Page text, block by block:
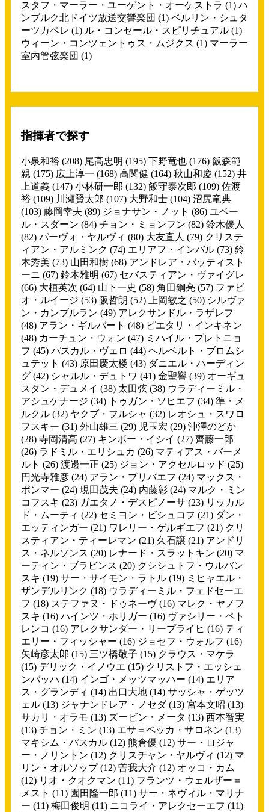
スタフ・マーラー・ユーゲント・オーケストラ (1) ハ
ンブルク北ドイツ放送交響楽団 (1) ベルリン・シュタ
ーツカペレ (1) ル・コンセール・スピリチュアル (1)
ウィーン・コンツェントゥス・ムジクス (1) マーラー
室内管弦楽団 (1)
指揮者で探す
小泉和裕 (208) 尾高忠明 (195) 下野竜也 (176) 飯森範
親 (175) 広上淳一 (168) 高関健 (164) 秋山和慶 (152) 井
上道義 (147) 小林研一郎 (132) 飯守泰次郎 (109) 佐渡
裕 (109) 川瀬賢太郎 (107) 大野和士 (104) 沼尻竜典
(103) 藤岡幸夫 (89) ジョナサン・ノット (86) ユベー
ル・スダーン (84) チョン・ミョンフン (82) 鈴木優人
(82) パーヴォ・ヤルヴィ (80) 大友直人 (79) クリステ
ィアン・アルミンク (74) エリアフ・インバル (73) 鈴
木秀美 (73) 山田和樹 (68) アンドレア・バッティスト
ーニ (67) 鈴木雅明 (67) セバスティアン・ヴァイグレ
(66) 大植英次 (64) 山下一史 (58) 角田鋼亮 (57) ファビ
オ・ルイージ (53) 阪哲朗 (52) 上岡敏之 (50) シルヴァ
ン・カンブルラン (49) アレクサンドル・ラザレフ
(48) アラン・ギルバート (48) ピエタリ・インキネン
(48) カーチュン・ウォン (47) ミハイル・プレトニョ
フ (45) パスカル・ヴェロ (44) ヘルベルト・ブロムシ
ュテット (43) 原田慶太楼 (43) ダニエル・ハーディン
グ (42) シャルル・デュトワ (41) 金聖響 (39) オーギュ
スタン・デュメイ (38) 太田弦 (38) ウラディーミル・
アシュケナージ (34) トゥガン・ソヒエフ (34) 準・メ
ルクル (32) ヤクブ・フルシャ (32) レオシュ・スワロ
フスキー (31) 外山雄三 (29) 児玉宏 (29) 沖澤のどか
(28) 寺岡清高 (27) キンボー・イシイ (27) 齊藤一郎
(26) ラドミル・エリシュカ (26) マティアス・バーメ
ルト (26) 渡邊一正 (25) ジョン・アクセルロッド (25)
円光寺雅彦 (24) アラン・ブリバエフ (24) マックス・
ポンマー (24) 現田茂夫 (24) 内藤彰 (24) マルク・ミン
コフスキ (23) ガエタノ・デスピノーサ (23) リッカル
ド・ムーティ (22) セミヨン・ビシュコフ (21) ダン・
エッティンガー (21) ワレリー・ゲルギエフ (21) クリ
スティアン・ティーレマン (21) 久石譲 (21) アンドリ
ス・ネルソンス (20) レナード・スラットキン (20) マ
ーティン・ブラビンス (20) クシシュトフ・ウルバン
スキ (19) サー・サイモン・ラトル (19) ミヒャエル・
ザンデルリンク (18) ウラディーミル・フェドセーエ
フ (18) ステファヌ・ドゥネーヴ(16) マレク・ヤノフ
スキ (16) ハインツ・ホリガー (16) ヴァシリー・ペト
レンコ (16) アレクサンダー・リープライヒ (16) ティ
エリー・フィッシャー (16) ジョセフ・ウォルフ (16)
矢崎彦太郎 (15) 三ツ橋敬子 (15) クラウス・マケラ
(15) デリック・イノウエ (15) クリストフ・エッシェ
ンバッハ (14) インゴ・メッツマッハー (14) エリア
ス・グランディ (14) 出口大地 (14) サッシャ・ゲッツ
ェル (13) ジャナンドレア・ノセダ(13) 宮本文昭 (13)
サカリ・オラモ (13) ズービン・メータ (13) 西本智実
(13) チョン・ミン (13) エサ＝ペッカ・サロネン (13)
マキシム・パスカル (12) 熊倉優 (12) サー・ロジャ
ー・ノリントン (12) クリスチャン・ヤルヴィ (12) マ
リン・オルソップ(12) 曽我大介 (12) オッコ・カム
(12) リオ・クオクマン (11) フランツ・ウェルザー＝
メスト (11) 園田隆一郎 (11) サー・ネヴィル・マリナ
ー (11) 梅田俊明 (11) ニコライ・アレクセーエフ (11)